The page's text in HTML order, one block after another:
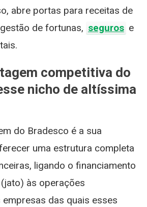
abre portas para receitas de
de fortunas, seguros e
competitiva do
nicho de altíssima
do Bradesco é a sua
uma estrutura completa
ligando o financiamento
às operações
das quais esses